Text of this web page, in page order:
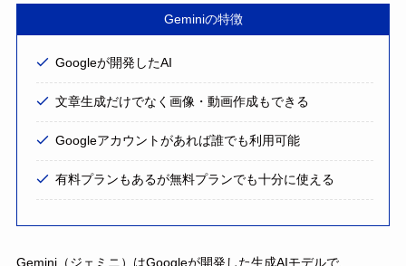
Geminiの特徴
Googleが開発したAI
文章生成だけでなく画像・動画作成もできる
Googleアカウントがあれば誰でも利用可能
有料プランもあるが無料プランでも十分に使える
Gemini（ジェミニ）はGoogleが開発した生成AIモデルで、